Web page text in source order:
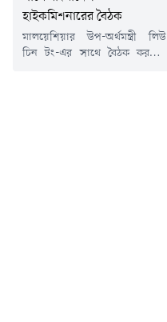
হাইকমিশনারের বৈঠক
মালয়েশিয়ার উপ-অর্থমন্ত্রী লিউ
চিন টং-এর সাথে বৈঠক করছেন